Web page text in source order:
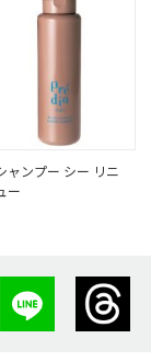
ャンプー シー リニ
ー